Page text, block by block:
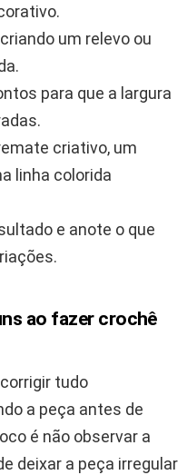
um relevo ou
para que a largura
criativo, um
linha colorida
e anote o que
ao fazer crochê
tudo
a peça antes de
é não observar a
deixar a peça irregular